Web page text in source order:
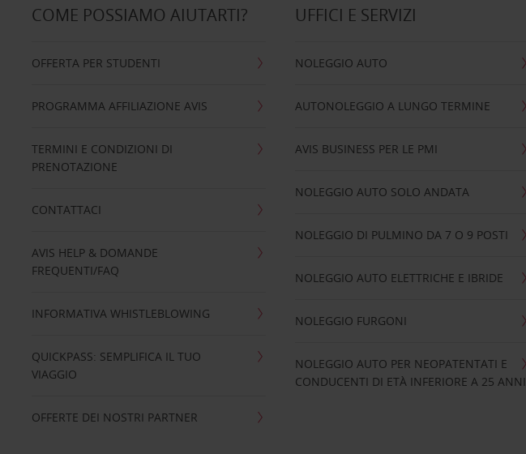
COME POSSIAMO AIUTARTI?
OFFERTA PER STUDENTI
PROGRAMMA AFFILIAZIONE AVIS
TERMINI E CONDIZIONI DI
PRENOTAZIONE
CONTATTACI
AVIS HELP & DOMANDE
FREQUENTI/FAQ
INFORMATIVA WHISTLEBLOWING
QUICKPASS: SEMPLIFICA IL TUO
VIAGGIO
OFFERTE DEI NOSTRI PARTNER
UFFICI E SERVIZI
NOLEGGIO AUTO
AUTONOLEGGIO A LUNGO TERMINE
AVIS BUSINESS PER LE PMI
NOLEGGIO AUTO SOLO ANDATA
NOLEGGIO DI PULMINO DA 7 O 9 POSTI
NOLEGGIO AUTO ELETTRICHE E IBRIDE
NOLEGGIO FURGONI
NOLEGGIO AUTO PER NEOPATENTATI E
CONDUCENTI DI ETÀ INFERIORE A 25 ANNI